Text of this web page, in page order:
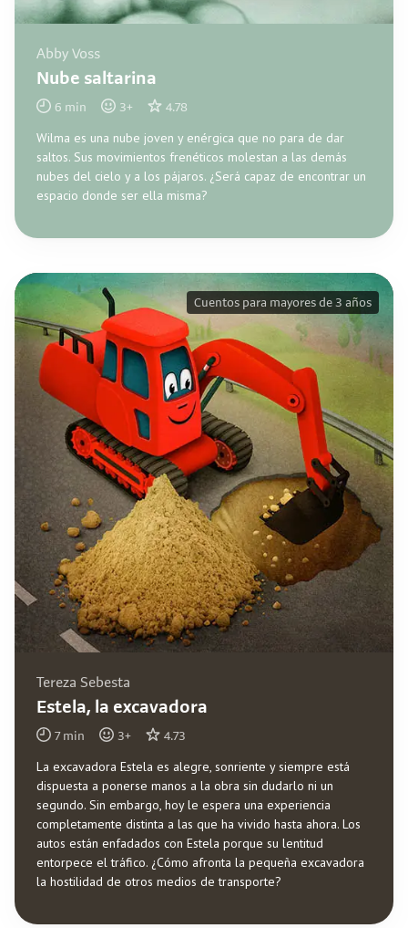
Abby Voss
Nube saltarina
6 min 3+ 4.78
Wilma es una nube joven y enérgica que no para de dar
saltos. Sus movimientos frenéticos molestan a las demás
nubes del cielo y a los pájaros. ¿Será capaz de encontrar un
espacio donde ser ella misma?
Tereza Sebesta
Estela, la excavadora
7min 3+ 4.73
La excavadora Estela es alegre, sonriente y siempre está
dispuesta a ponerse manos a la obra sin dudarlo ni un
segundo. Sin embargo, hoy le espera una experiencia
completamente distinta a las que ha vivido hasta ahora. Los
autos están enfadados con Estela porque su lentitud
entorpece el tráfico. ¿Cómo afronta la pequeña excavadora
la hostilidad de otros medios de transporte?
Cuentos para mayores de 3 años